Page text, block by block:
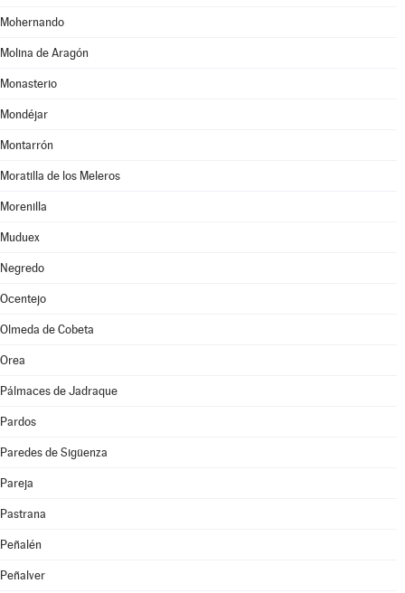
Mohernando
Molina de Aragón
Monasterio
Mondéjar
Montarrón
Moratilla de los Meleros
Morenilla
Muduex
Negredo
Ocentejo
Olmeda de Cobeta
Orea
Pálmaces de Jadraque
Pardos
Paredes de Sigüenza
Pareja
Pastrana
Peñalén
Peñalver